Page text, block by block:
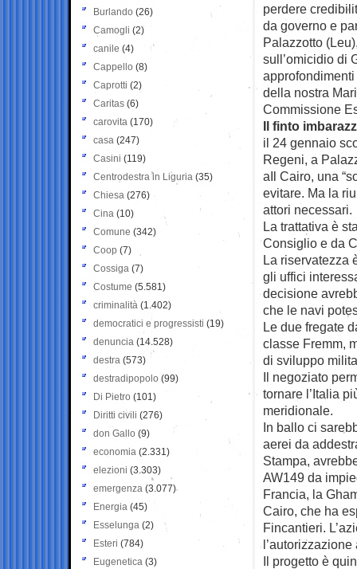
perdere
da governo e
Palazzotto
sull’omicidio di
della nostra
Commissione
Il finto
il 24 gennaio
Regeni, a
aIl Cairo, una
evitare. Ma la
attori necessari.
La trattativa è
Consiglio e da
La riservatezza
gli uffici
decisione
che le navi
Le due fregate
classe Fremm,
di sviluppo
Il negoziato
tornare l’Italia
meridionale.
In ballo ci
aerei da
Stampa,
AW149 da
Francia, la
Cairo, che ha
Fincantieri.
Il progetto è
Burlando (26)
Camogli (2)
canile (4)
Cappello (8)
Caprotti (2)
Caritas (6)
carovita (170)
casa (247)
Casini (119)
Centrodestra in Liguria (35)
Chiesa (276)
Cina (10)
Comune (342)
Coop (7)
Cossiga (7)
Costume (5.581)
criminalità (1.402)
democratici e progressisti (19)
denuncia (14.528)
destra (573)
destradipopolo (99)
Di Pietro (101)
Diritti civili (276)
don Gallo (9)
economia (2.331)
elezioni (3.303)
emergenza (3.077)
Energia (45)
Esselunga (2)
Esteri (784)
Eugenetica (3)